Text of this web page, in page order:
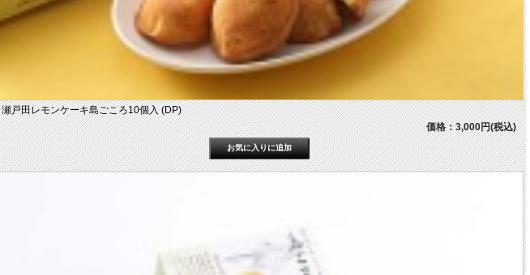
瀬戸田レモンケーキ島ごころ10個入 (DP)
価格：3,000円(税込)